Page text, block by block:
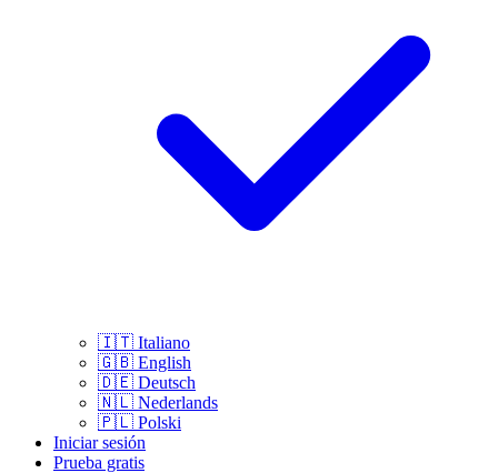
🇮🇹 Italiano
🇬🇧 English
🇩🇪 Deutsch
🇳🇱 Nederlands
🇵🇱 Polski
Iniciar sesión
Prueba gratis